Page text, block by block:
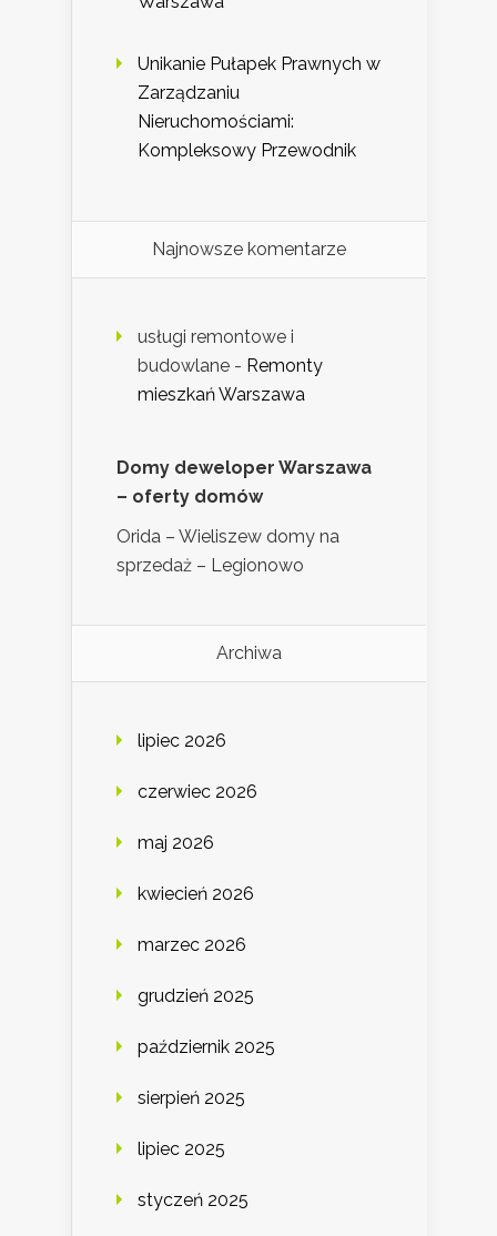
Unikanie Pułapek Prawnych w
Zarządzaniu
Nieruchomościami:
Kompleksowy Przewodnik
Najnowsze komentarze
usługi remontowe i
budowlane - Remonty
mieszkań Warszawa
Domy deweloper Warszawa
– oferty domów
Orida – Wieliszew domy na
sprzedaż – Legionowo
Archiwa
lipiec 2026
czerwiec 2026
maj 2026
kwiecień 2026
marzec 2026
grudzień 2025
październik 2025
sierpień 2025
lipiec 2025
styczeń 2025